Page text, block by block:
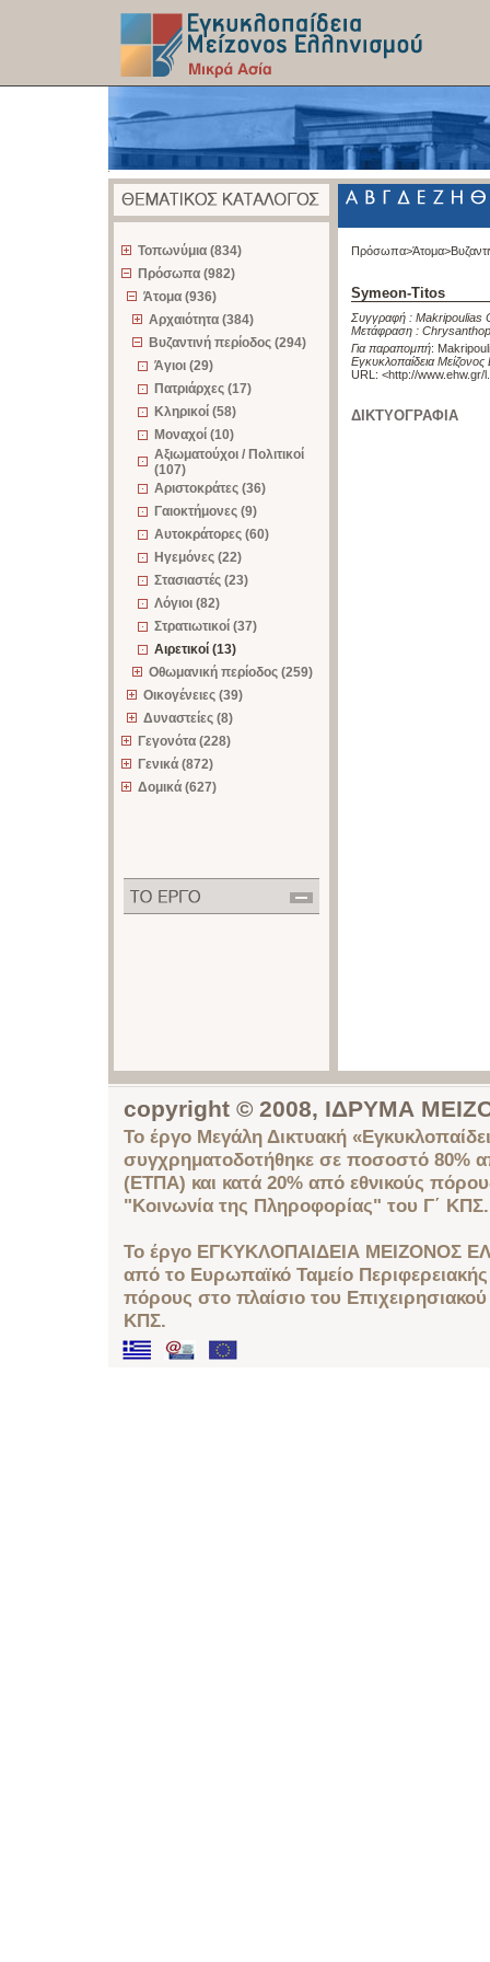
Τοπωνύμια (834)
Πρόσωπα (982)
Άτομα (936)
Αρχαιότητα (384)
Βυζαντινή περίοδος (294)
Άγιοι (29)
Πατριάρχες (17)
Κληρικοί (58)
Μοναχοί (10)
Αξιωματούχοι / Πολιτικοί
(107)
Αριστοκράτες (36)
Γαιοκτήμονες (9)
Αυτοκράτορες (60)
Ηγεμόνες (22)
Στασιαστές (23)
Λόγιοι (82)
Στρατιωτικοί (37)
Αιρετικοί (13)
Οθωμανική περίοδος (259)
Οικογένειες (39)
Δυναστείες (8)
Γεγονότα (228)
Γενικά (872)
Δομικά (627)
Πρόσωπα>Άτομα>
Symeon-Titos
Συγγραφή : Makripoulias
Μετάφραση :
Για παραπομπή:
Εγκυκλοπαίδεια
URL: <http://www.ehw.gr/
ΔΙΚΤΥΟΓΡΑΦΙΑ
copyright © 2008, ΙΔΡΥΜΑ
Το έργο Μεγάλη Δικτυακή
συγχρηματοδοτήθηκε σε ποσοστό 80%
(ΕΤΠΑ) και κατά 20% από εθνικούς
"Κοινωνία της Πληροφορίας" του Γ΄ ΚΠΣ.
Το έργο ΕΓΚΥΚΛΟΠΑΙΔΕΙΑ ΜΕΙΖΟΝΟΣ
από το Ευρωπαϊκό Ταμείο
πόρους στο πλαίσιο του
ΚΠΣ.